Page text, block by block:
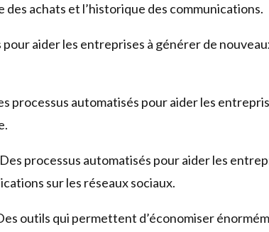
des achats et l’historique des communications.
pour aider les entreprises à générer de
processus automatisés pour aider les
Des processus automatisés pour aider les
sur les réseaux sociaux.
outils qui permettent d’économiser